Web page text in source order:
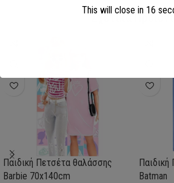
Σχετικά
Παιδική Πετσέτα θαλάσσης
Barbie 70x140cm
Batman
This will close in 15